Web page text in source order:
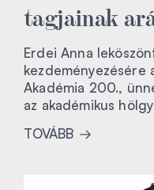
tagjainak
Erdei Anna
kezdeményezésére
Akadémia 200.,
az akadémikus
TOVÁBB